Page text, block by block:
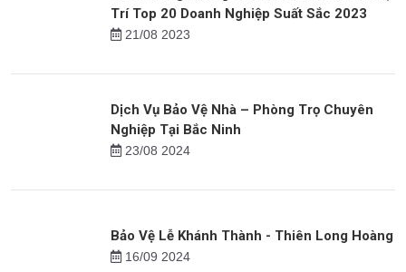
Dịch Vụ Bảo Vệ Mục Tiêu Di động Chuyên
nghiệp Của Thiên Long Hoàng
Thiên Long Hoàng: Hành Trình Vươn Lên Vị
Trí Top 20 Doanh Nghiệp Suất Sắc 2023
Dịch Vụ Bảo Vệ Nhà – Phòng Trọ Chuyên
Nghiệp Tại Bắc Ninh